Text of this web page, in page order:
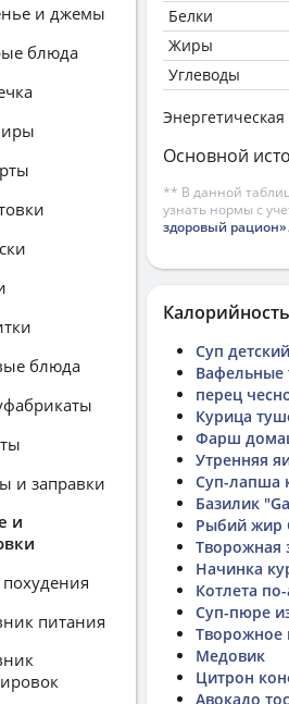
Белки
Жиры
Углеводы
Основной
** В данной
узнать нормы с
здоровый рацион».
Суп детский
Вафельные
перец
Курица
Фарш
Утренняя
Суп-лапша
Базилик
Рыбий жир
Творожная
Начинка
Котлета
Суп-пюре
Творожное
Медовик
Цитрон
Авокадо
и джемы
блюда
блюда
и заправки
и
похудения
питания